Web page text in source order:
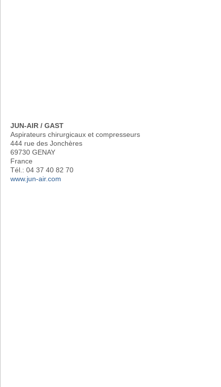
JUN-AIR / GAST
Aspirateurs chirurgicaux et compresseurs
444 rue des Jonchères
69730 GENAY
France
Tél.: 04 37 40 82 70
www.jun-air.com